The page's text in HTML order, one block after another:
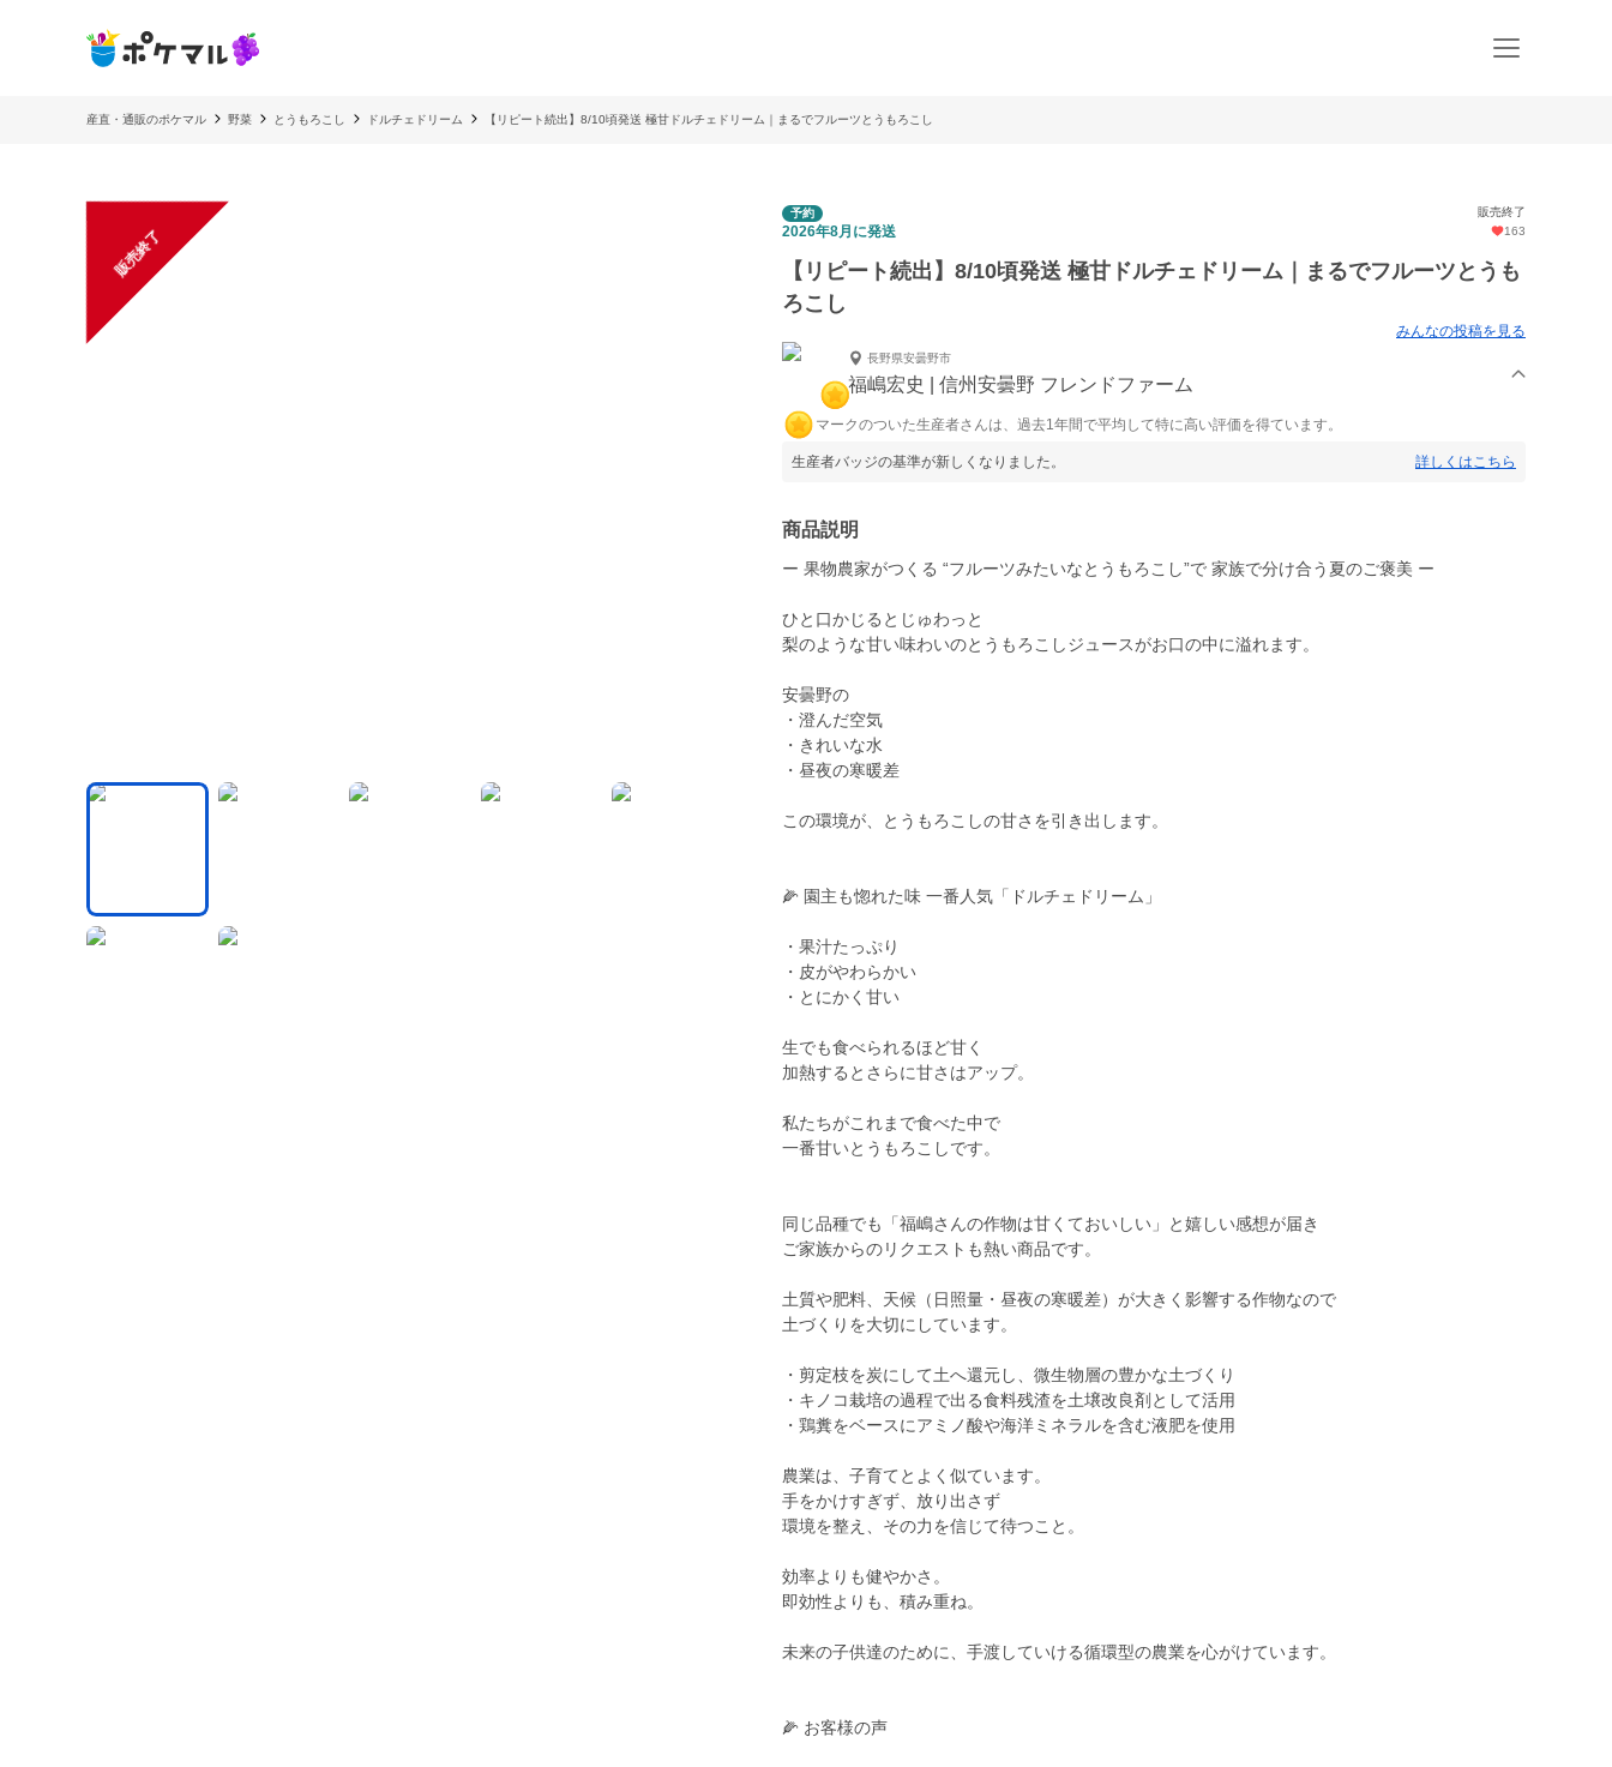
産直・通販のポケマル 野菜 とうもろこし ドルチェドリーム 【リピート続出】8/10頃発送 極甘ドルチェドリーム｜まるでフルーツとうもろこし
販売終了
予約 販売終了
2026年8月に発送 163
【リピート続出】8/10頃発送 極甘ドルチェドリーム｜まるでフルーツとうも
ろこし
みんなの投稿を見る
長野県安曇野市
福嶋宏史 | 信州安曇野 フレンドファーム
マークのついた生産者さんは、過去1年間で平均して特に高い評価を得ています。
生産者バッジの基準が新しくなりました。 詳しくはこちら
商品説明
ー 果物農家がつくる “フルーツみたいなとうもろこし”で 家族で分け合う夏のご褒美 ー
ひと口かじるとじゅわっと
梨のような甘い味わいのとうもろこしジュースがお口の中に溢れます。
安曇野の
・澄んだ空気
・きれいな水
・昼夜の寒暖差
この環境が、とうもろこしの甘さを引き出します。
🌽 園主も惚れた味 一番人気「ドルチェドリーム」
・果汁たっぷり
・皮がやわらかい
・とにかく甘い
生でも食べられるほど甘く
加熱するとさらに甘さはアップ。
私たちがこれまで食べた中で
一番甘いとうもろこしです。
同じ品種でも「福嶋さんの作物は甘くておいしい」と嬉しい感想が届き
ご家族からのリクエストも熱い商品です。
土質や肥料、天候（日照量・昼夜の寒暖差）が大きく影響する作物なので
土づくりを大切にしています。
・剪定枝を炭にして土へ還元し、微生物層の豊かな土づくり
・キノコ栽培の過程で出る食料残渣を土壌改良剤として活用
・鶏糞をベースにアミノ酸や海洋ミネラルを含む液肥を使用
農業は、子育てとよく似ています。
手をかけすぎず、放り出さず
環境を整え、その力を信じて待つこと。
効率よりも健やかさ。
即効性よりも、積み重ね。
未来の子供達のために、手渡していける循環型の農業を心がけています。
🌽 お客様の声